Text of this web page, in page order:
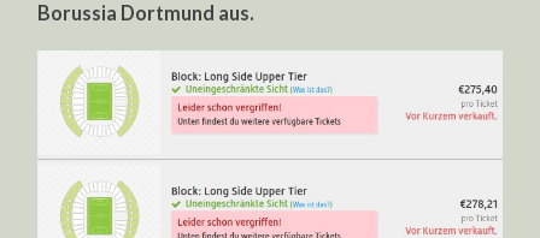
Borussia Dortmund aus.